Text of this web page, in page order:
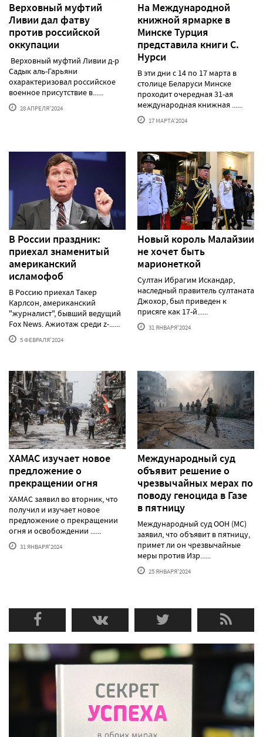
Верховный муфтий
Ливии дал фатву
против российской
оккупации
Верховный муфтий Ливии д-р
Садык аль-Гарьяни
охарактеризовал российское
военное присутствие в......
28 АПРЕЛЯ'2024
На Международной
книжной ярмарке в
Минске Турция
представила книги С.
Нурси
В эти дни с 14 по 17 марта в
столице Беларуси Минске
проходит очередная 31-ая
международная книжная ......
17 МАРТА'2024
В России праздник:
приехал знаменитый
американский
исламофоб
В Россию приехал Такер
Карлсон, американский
"журналист", бывший ведущий
Fox News. Ажиотаж среди z-......
5 ФЕВРАЛЯ'2024
Новый король Малайзии
не хочет быть
марионеткой
Султан Ибрагим Искандар,
наследный правитель султаната
Джохор, был приведен к
присяге как 17-й......
31 ЯНВАРЯ'2024
ХАМАС изучает новое
предложение о
прекращении огня
ХАМАС заявил во вторник, что
получил и изучает новое
предложение о прекращении
огня и освобождении ......
31 ЯНВАРЯ'2024
Международный суд
объявит решение о
чрезвычайных мерах по
поводу геноцида в Газе
в пятницу
Международный суд ООН (МС)
заявил, что объявит в пятницу,
примет ли он чрезвычайные
меры против Изр......
25 ЯНВАРЯ'2024